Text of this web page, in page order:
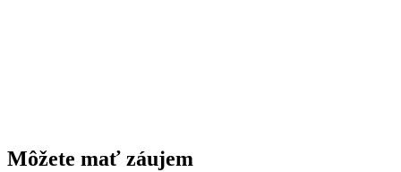
Môžete mať záujem